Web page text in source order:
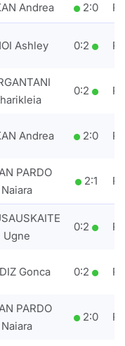
Andrea 2:0
Ashley 0:2
0:2
Andrea 2:0
PARDO
Naiara
2:1
Ugne
0:2
Gonca 0:2
PARDO
Naiara
2:0